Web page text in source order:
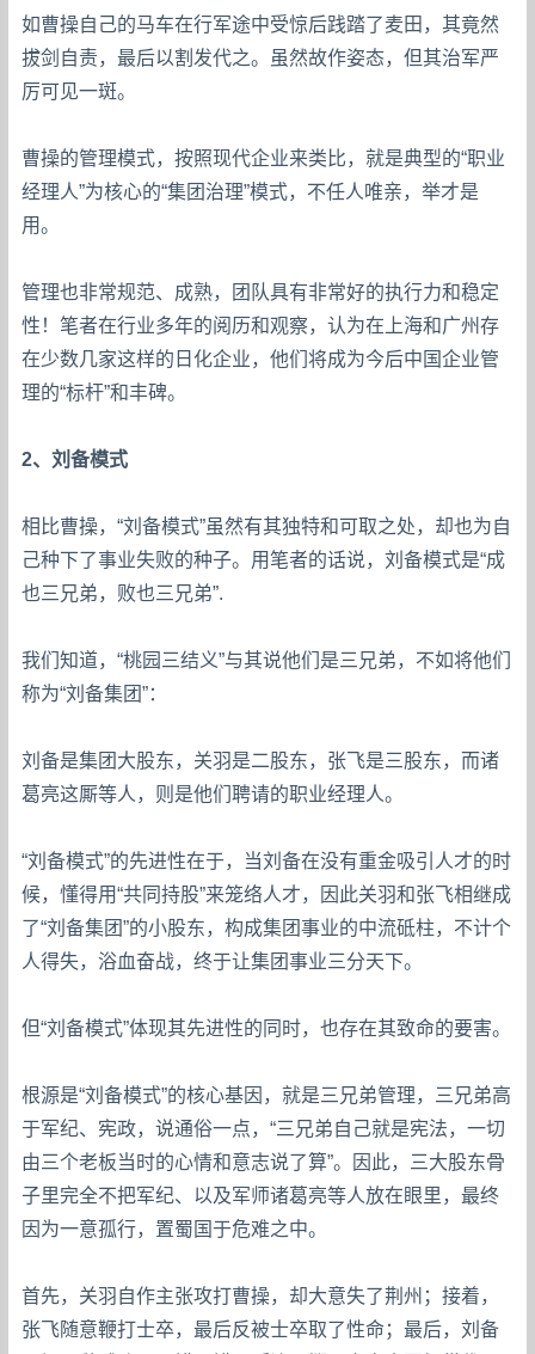
如曹操自己的马车在行军途中受惊后践踏了麦田，其竟然
拔剑自责，最后以割发代之。虽然故作姿态，但其治军严
厉可见一斑。
曹操的管理模式，按照现代企业来类比，就是典型的“职业
经理人”为核心的“集团治理”模式，不任人唯亲，举才是
用。
管理也非常规范、成熟，团队具有非常好的执行力和稳定
性！笔者在行业多年的阅历和观察，认为在上海和广州存
在少数几家这样的日化企业，他们将成为今后中国企业管
理的“标杆”和丰碑。
2、刘备模式
相比曹操，“刘备模式”虽然有其独特和可取之处，却也为自
己种下了事业失败的种子。用笔者的话说，刘备模式是“成
也三兄弟，败也三兄弟”.
我们知道，“桃园三结义”与其说他们是三兄弟，不如将他们
称为“刘备集团”：
刘备是集团大股东，关羽是二股东，张飞是三股东，而诸
葛亮这厮等人，则是他们聘请的职业经理人。
“刘备模式”的先进性在于，当刘备在没有重金吸引人才的时
候，懂得用“共同持股”来笼络人才，因此关羽和张飞相继成
了“刘备集团”的小股东，构成集团事业的中流砥柱，不计个
人得失，浴血奋战，终于让集团事业三分天下。
但“刘备模式”体现其先进性的同时，也存在其致命的要害。
根源是“刘备模式”的核心基因，就是三兄弟管理，三兄弟高
于军纪、宪政，说通俗一点，“三兄弟自己就是宪法，一切
由三个老板当时的心情和意志说了算”。因此，三大股东骨
子里完全不把军纪、以及军师诸葛亮等人放在眼里，最终
因为一意孤行，置蜀国于危难之中。
首先，关羽自作主张攻打曹操，却大意失了荆州；接着，
张飞随意鞭打士卒，最后反被士卒取了性命；最后，刘备